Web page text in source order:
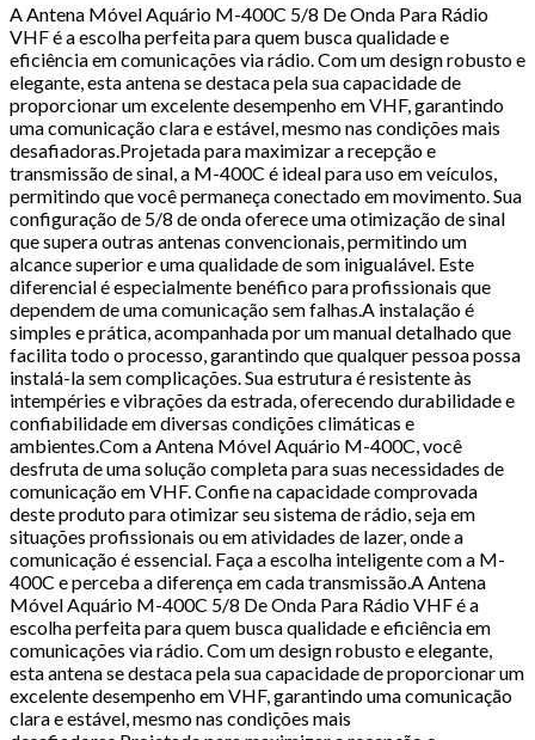
A Antena Móvel Aquário M-400C 5/8 De Onda Para Rádio
VHF é a escolha perfeita para quem busca qualidade e
eficiência em comunicações via rádio. Com um design robusto e
elegante, esta antena se destaca pela sua capacidade de
proporcionar um excelente desempenho em VHF, garantindo
uma comunicação clara e estável, mesmo nas condições mais
desafiadoras.Projetada para maximizar a recepção e
transmissão de sinal, a M-400C é ideal para uso em veículos,
permitindo que você permaneça conectado em movimento. Sua
configuração de 5/8 de onda oferece uma otimização de sinal
que supera outras antenas convencionais, permitindo um
alcance superior e uma qualidade de som inigualável. Este
diferencial é especialmente benéfico para profissionais que
dependem de uma comunicação sem falhas.A instalação é
simples e prática, acompanhada por um manual detalhado que
facilita todo o processo, garantindo que qualquer pessoa possa
instalá-la sem complicações. Sua estrutura é resistente às
intempéries e vibrações da estrada, oferecendo durabilidade e
confiabilidade em diversas condições climáticas e
ambientes.Com a Antena Móvel Aquário M-400C, você
desfruta de uma solução completa para suas necessidades de
comunicação em VHF. Confie na capacidade comprovada
deste produto para otimizar seu sistema de rádio, seja em
situações profissionais ou em atividades de lazer, onde a
comunicação é essencial. Faça a escolha inteligente com a M-
400C e perceba a diferença em cada transmissão.A Antena
Móvel Aquário M-400C 5/8 De Onda Para Rádio VHF é a
escolha perfeita para quem busca qualidade e eficiência em
comunicações via rádio. Com um design robusto e elegante,
esta antena se destaca pela sua capacidade de proporcionar um
excelente desempenho em VHF, garantindo uma comunicação
clara e estável, mesmo nas condições mais